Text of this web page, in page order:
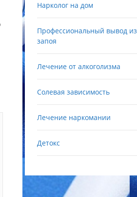
Нарколог на дом
Профессиональный вывод из
запоя
Лечение от алкоголизма
Солевая зависимость
Лечение наркомании
Детокс